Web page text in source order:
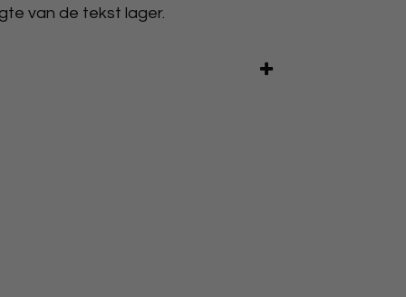
van de tekst lager.